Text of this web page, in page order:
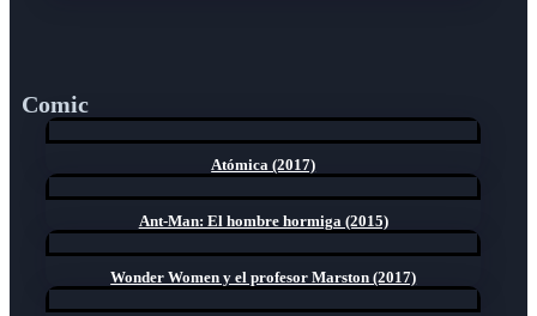
Comic
Atómica (2017)
Ant-Man: El hombre hormiga (2015)
Wonder Women y el profesor Marston (2017)